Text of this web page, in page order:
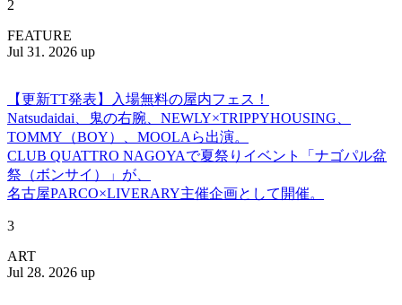
2
FEATURE
Jul 31. 2026 up
【更新TT発表】入場無料の屋内フェス！
Natsudaidai、鬼の右腕、NEWLY×TRIPPYHOUSING、
TOMMY（BOY）、MOOLAら出演。
CLUB QUATTRO NAGOYAで夏祭りイベント「ナゴパル盆
祭（ボンサイ）」が、
名古屋PARCO×LIVERARY主催企画として開催。
3
ART
Jul 28. 2026 up